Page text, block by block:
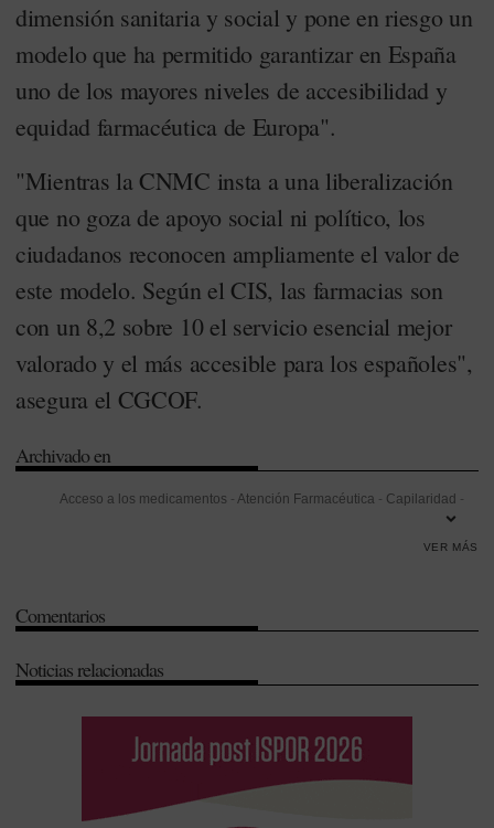
dimensión sanitaria y social y pone en riesgo un
modelo que ha permitido garantizar en España
uno de los mayores niveles de accesibilidad y
equidad farmacéutica de Europa".
"Mientras la CNMC insta a una liberalización
que no goza de apoyo social ni político, los
ciudadanos reconocen ampliamente el valor de
este modelo. Según el CIS, las farmacias son
con un 8,2 sobre 10 el servicio esencial mejor
valorado y el más accesible para los españoles",
asegura el CGCOF.
Archivado en
Acceso a los medicamentos - Atención Farmacéutica - Capilaridad -
Dispensación
Ministerio de Sanidad-Rentabilidad
Sostenibilidad
Tribunal de Justicia de la UE-Unión Europea (UE)
VER MÁS
Comentarios
Noticias relacionadas